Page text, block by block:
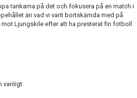
tankarna på det och fokusera på en match i
än vad vi varit bortskämda med på
Ljungskile efter att ha presterat fin fotboll
vanligt: